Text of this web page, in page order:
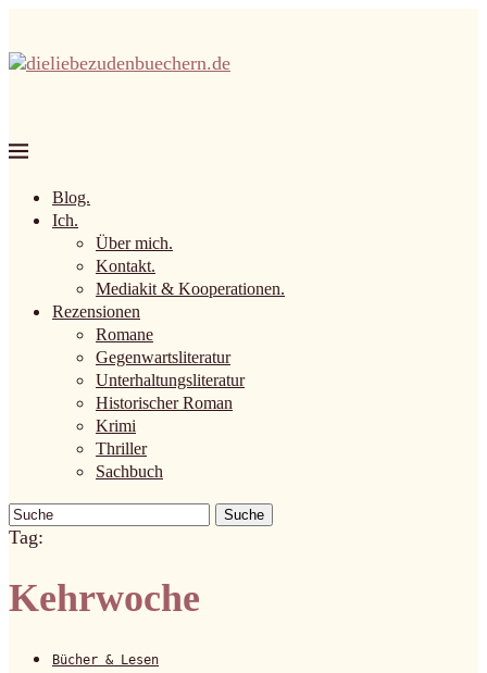
Blog.
Ich.
Über mich.
Kontakt.
Mediakit & Kooperationen.
Rezensionen
Romane
Gegenwartsliteratur
Unterhaltungsliteratur
Historischer Roman
Krimi
Thriller
Sachbuch
Suche
Tag:
Kehrwoche
Bücher & Lesen